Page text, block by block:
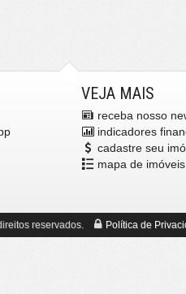
VEJA MAIS
receba nosso
indicadores
cadastre seu
mapa de imóveis
reservados. Política de